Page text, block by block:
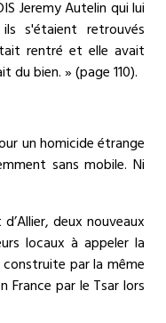
Jeremy Autelin qui lui
s'étaient retrouvés
rentré et elle avait
bien. » (page 110).
un homicide étrange
sans mobile. Ni
deux nouveaux
locaux à appeler la
par la même
France par le Tsar lors